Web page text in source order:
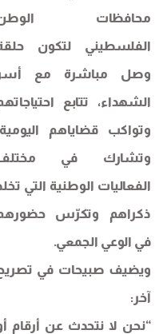
محافظات الوطن
الفلسطيني لتكون حلقة
وصل مباشرة مع أسر
الشهداء، تتابع احتياجاتهم
وتواكب قضاياهم اليومية،
وتشارك في مختلف
الفعاليات الوطنية التي تخلد
ذكراهم وتكرّس حضورهم
في الوعي الجمعي.
ويضيف صبيحات في تصريح
آخر:
“نحن لا نتحدث عن أرقام أو